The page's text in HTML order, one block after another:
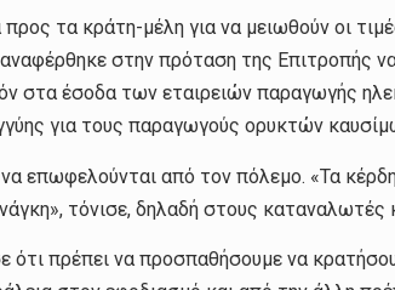
τα κράτη-μέλη για να μειωθούν οι
στην πρόταση της Επιτροπής
στα έσοδα των εταιρειών παραγωγής
για τους παραγωγούς ορυκτών
επωφελούνται από τον πόλεμο. «Τα
τόνισε, δηλαδή στους καταναλωτές
ότι πρέπει να προσπαθήσουμε να